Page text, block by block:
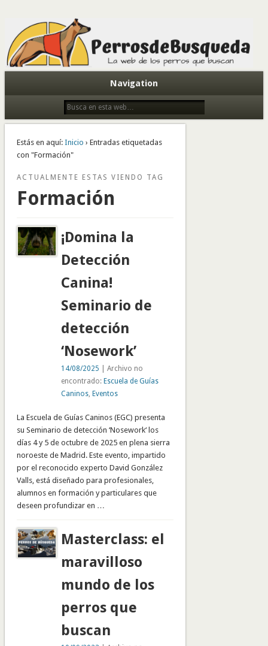
Todo sobre perros de búsqueda y detectores
Navigation
Estás en aquí: Inicio › Entradas etiquetadas
con "Formación"
ACTUALMENTE ESTAS VIENDO TAG
Formación
¡Domina la
Detección
Canina!
Seminario de
detección
‘Nosework’
14/08/2025 | Archivo no
encontrado: Escuela de Guías
Caninos, Eventos
La Escuela de Guías Caninos (EGC) presenta
su Seminario de detección ‘Nosework‘ los
días 4 y 5 de octubre de 2025 en plena sierra
noroeste de Madrid. Este evento, impartido
por el reconocido experto David González
Valls, está diseñado para profesionales,
alumnos en formación y particulares que
deseen profundizar en …
Masterclass: el
maravilloso
mundo de los
perros que
buscan